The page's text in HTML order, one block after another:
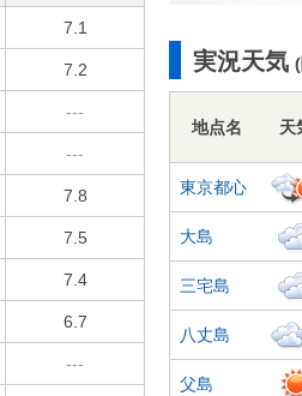
7.1
7.2
---
---
7.8
7.5
7.4
6.7
---
静岡
週
さ
15日
15
滞
15日
都
の
実況天気
地点名 天
東京都心
大島
三宅島
八丈島
父島